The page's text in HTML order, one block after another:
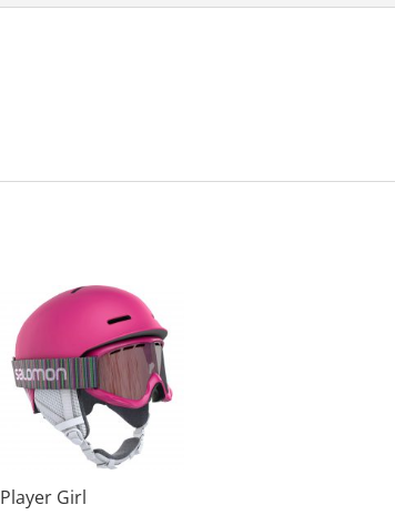
Player Girl